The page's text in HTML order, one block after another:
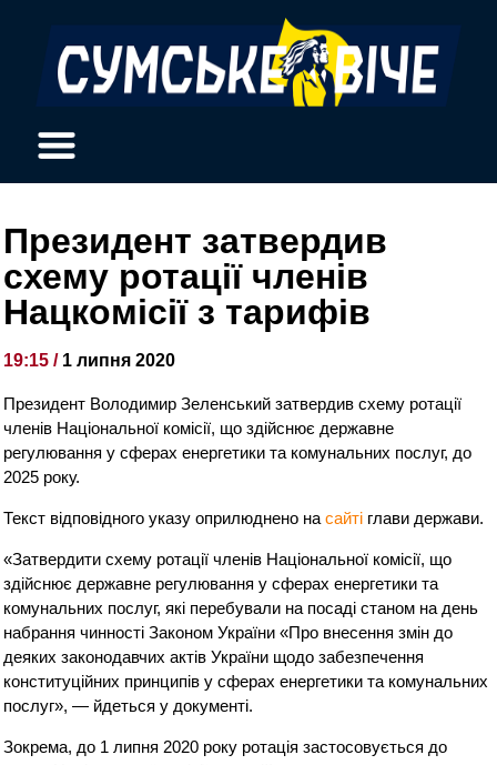
Президент затвердив
схему ротації членів
Нацкомісії з тарифів
19:15 / 1 липня 2020
Президент Володимир Зеленський затвердив схему ротації
членів Національної комісії, що здійснює державне
регулювання у сферах енергетики та комунальних послуг, до
2025 року.
Текст відповідного указу оприлюднено насайті глави держави.
«Затвердити схему ротації членів Національної комісії, що
здійснює державне регулювання у сферах енергетики та
комунальних послуг, які перебували на посаді станом на день
набрання чинності Законом України «Про внесення змін до
деяких законодавчих актів України щодо забезпечення
конституційних принципів у сферах енергетики та комунальних
послуг», — йдеться у документі.
Зокрема, до 1 липня 2020 року ротація застосовується до